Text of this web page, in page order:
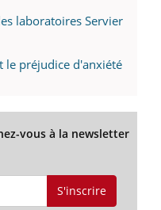
laboratoires Servier
le préjudice d'anxiété
vous à la newsletter
S'inscrire